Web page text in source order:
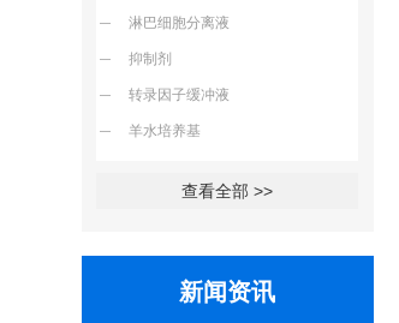
淋巴细胞分离液
抑制剂
转录因子缓冲液
羊水培养基
查看全部 >>
新闻资讯